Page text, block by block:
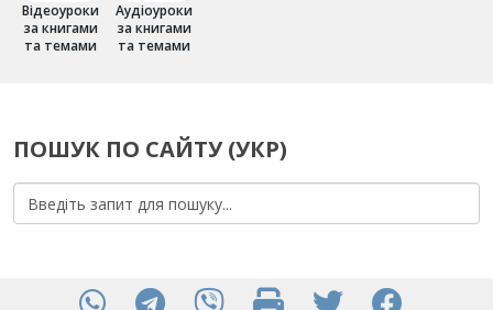
Відеоуроки
за книгами
та темами
Аудіоуроки
за книгами
та темами
ПОШУК ПО САЙТУ (УКР)